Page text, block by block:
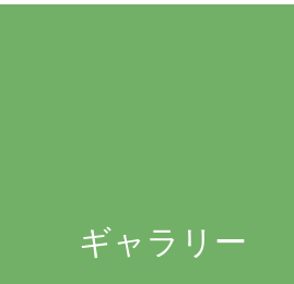
ギャラリー